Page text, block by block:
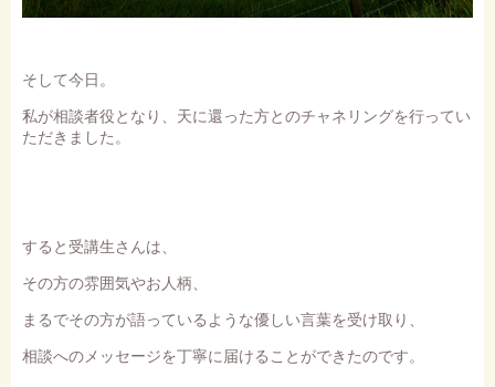
そして今日。
私が相談者役となり、天に還った方とのチャネリングを行ってい
ただきました。
すると受講生さんは、
その方の雰囲気やお人柄、
まるでその方が語っているような優しい言葉を受け取り、
相談へのメッセージを丁寧に届けることができたのです。